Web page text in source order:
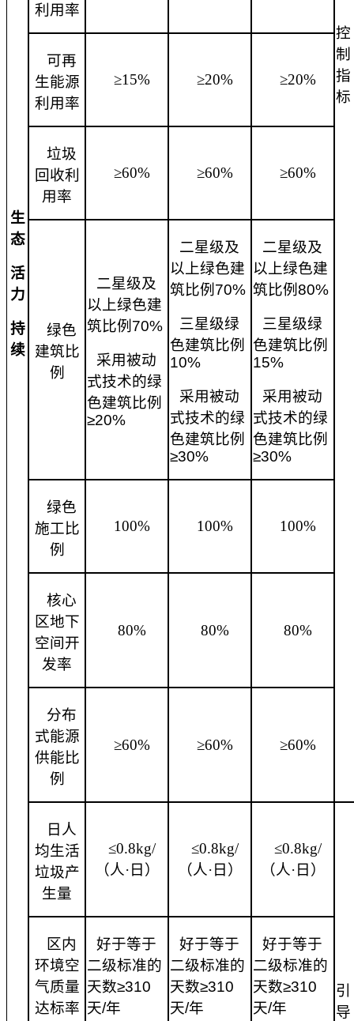
生
态
活
力
持
续
控
制
指
标
利用率
可再
生能源
利用率
≥15% ≥20% ≥20%
垃圾
回收利
用率
≥60% ≥60% ≥60%
绿色
建筑比
例
二星级及
以上绿色建
筑比例 70%
采用被动
式技术的绿
色建筑比例
≥20%
二星级及
以上绿色建
筑比例 70%
三星级绿
色建筑比例
10%
采用被动
式技术的绿
色建筑比例
≥30%
二星级及
以上绿色建
筑比例80%
三星级绿
色建筑比例
15%
采用被动
式技术的绿
色建筑比例
≥30%
绿色
施工比
例
100% 100% 100%
核心
区地下
空间开
发率
80% 80% 80%
分布
式能源
供能比
例
≥60% ≥60% ≥60%
日人
均生活
垃圾产
生量
≤0.8kg/
（人·日）
≤0.8kg/
（人·日）
≤0.8kg/
（人·日）
引
导
区内
环境空
气质量
达标率
好于等于
二级标准的
天数≥310
天/年
好于等于
二级标准的
天数≥310
天/年
好于等于
二级标准的
天数≥310
天/年